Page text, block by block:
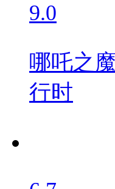
9.0
哪吒之
行时